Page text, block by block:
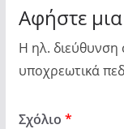
Αφήστε
Η ηλ. διεύθυνση
υποχρεωτικά
Σχόλιο *